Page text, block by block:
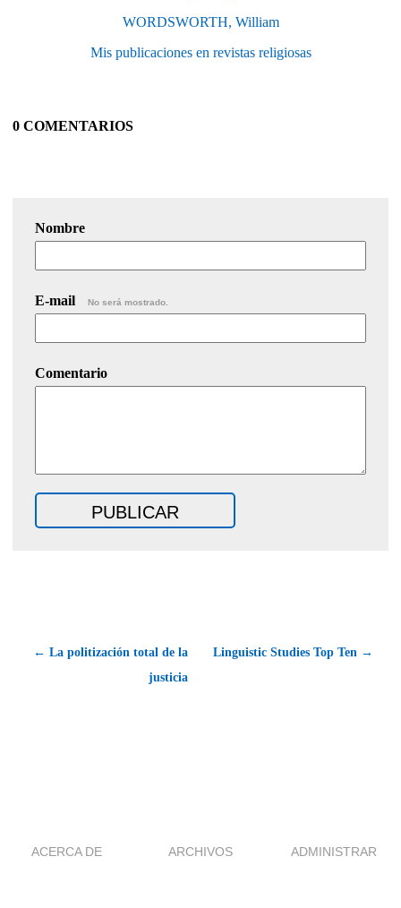
WORDSWORTH, William
Mis publicaciones en revistas religiosas
0 COMENTARIOS
Nombre
E-mail No será mostrado.
Comentario
← La politización total de la
justicia
Linguistic Studies Top Ten →
ACERCA DE ARCHIVOS ADMINISTRAR